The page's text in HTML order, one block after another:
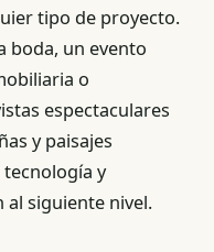
tipo de proyecto.
boda, un evento
o
espectaculares
y paisajes
y
al siguiente nivel.